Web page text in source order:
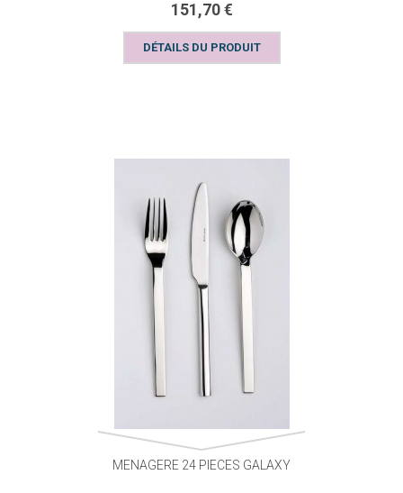
151,70 €
DÉTAILS DU PRODUIT
MENAGERE 24 PIECES GALAXY